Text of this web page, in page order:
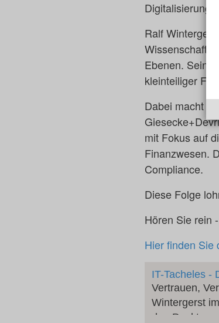
Digitalisierung
Ralf
Wissenschaft
Ebenen. Seine
kleinteiliger
Dabei macht
mit Fokus auf
Finanzwesen.
Compliance.
Diese Folge
Hören Sie rein
Hier finden Sie